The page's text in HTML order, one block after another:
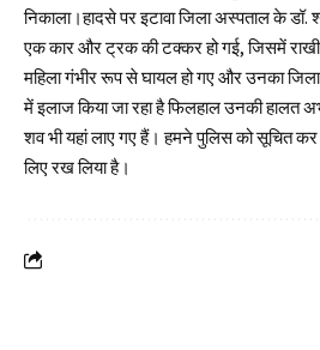
निकाला।हादसे पर इटावा जिला अस्पताल के डॉ.
एक कार और ट्रक की टक्कर हो गई, जिसमें
महिला गंभीर रूप से घायल हो गए और उनका
में इलाज किया जा रहा है फिलहाल उनकी हालत
शव भी यहां लाए गए हैं। हमने पुलिस को सूचित कर
लिए रख लिया है।